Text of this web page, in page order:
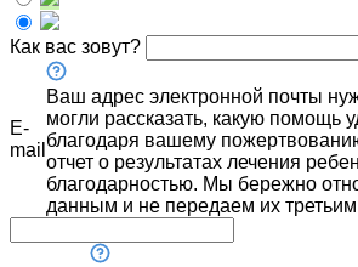
Как вас зовут?
E-
mail
Ваш адрес электронной почты
могли рассказать, какую помощь
благодаря вашему
отчет о результатах лечения
благодарностью. Мы бережно
данным и не передаем их